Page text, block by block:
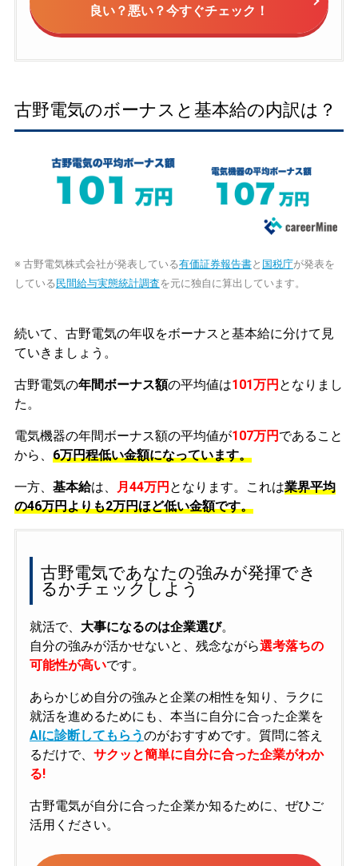
良い？悪い？今すぐチェック！
古野電気のボーナスと基本給の内訳は？
※ 古野電気株式会社が発表している有価証券報告書と 国税庁が発表を
している 民間給与実態統計調査を元に独自に算出しています。
続いて、古野電気の年収をボーナスと基本給に分けて見
ていきましょう。
古野電気の年間ボーナス額の平均値は101万円 となりまし
た。
電気機器の年間ボーナス額の平均値が107万円 であること
から、 6万円程低い金額になっています。
一方、 基本給は、 月44万円 となります。これは業界平均
の46万円よりも2万円ほど低い金額です。
古野電気であなたの強みが発揮でき
るかチェックしよう
就活で、 大事になるのは企業選び。
自分の強みが活かせないと、残念ながら選考落ちの
可能性が高いです。
あらかじめ自分の強みと企業の相性を知り、ラクに
就活を進めるためにも、本当に自分に合った企業を
AIに診断してもらうのがおすすめです。質問に答え
るだけで、 サクッと簡単に自分に合った企業がわか
る!
古野電気が自分に合った企業か知るために、ぜひご
活用ください。